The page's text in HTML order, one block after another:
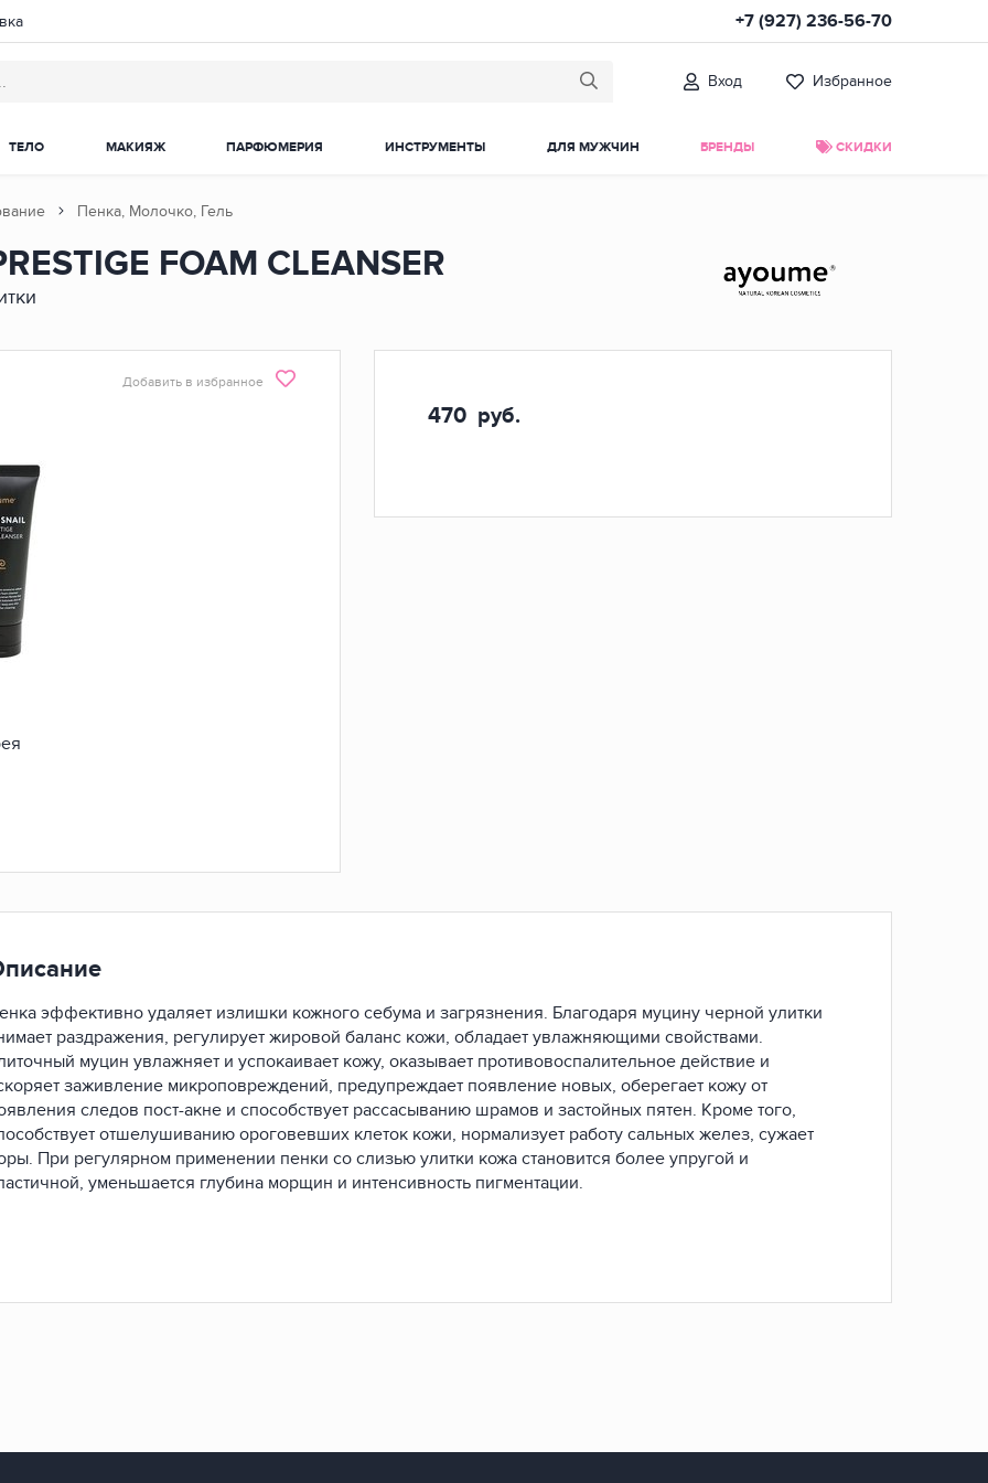
+7 (927) 236-56-70
Вход Избранное
ТЕЛО МАКИЯЖ ПАРФЮМЕРИЯ ИНСТРУМЕНТЫ ДЛЯ МУЖЧИН БРЕНДЫ СКИДКИ
Пенка, Молочко, Гель
FOAM CLEANSER
Добавить в избранное
470 руб.
эффективно удаляет излишки кожного себума и загрязнения. Благодаря муцину черной улитки
раздражения, регулирует жировой баланс кожи, обладает увлажняющими свойствами.
муцин увлажняет и успокаивает кожу, оказывает противовоспалительное действие и
заживление микроповреждений, предупреждает появление новых, оберегает кожу от
следов пост-акне и способствует рассасыванию шрамов и застойных пятен. Кроме того,
отшелушиванию ороговевших клеток кожи, нормализует работу сальных желез, сужает
При регулярном применении пенки со слизью улитки кожа становится более упругой и
уменьшается глубина морщин и интенсивность пигментации.